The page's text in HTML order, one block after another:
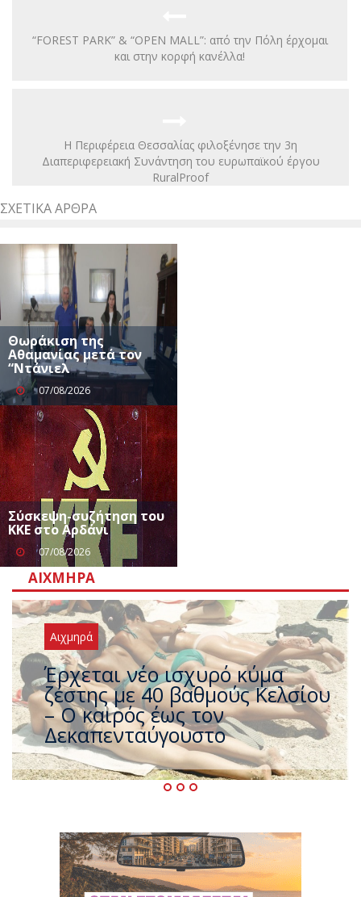
“FOREST PARK” & “OPEN MALL”: από την Πόλη έρχομαι
και στην κορφή κανέλλα!
Η Περιφέρεια Θεσσαλίας φιλοξένησε την 3η
Διαπεριφερειακή Συνάντηση του ευρωπαϊκού έργου
RuralProof
ΣΧΕΤΙΚΆ ΆΡΘΡΑ
Θωράκιση της
Αθαμανίας μετά τον
“Ντάνιελ
07/08/2026
Σύσκεψη-συζήτηση του
ΚΚΕ στο Αρδάνι
07/08/2026
ΑΙΧΜΗΡΆ
Αιχμηρά
Άφαντος ο Τσίπρας… την ώρα
που η χώρα καίγεται